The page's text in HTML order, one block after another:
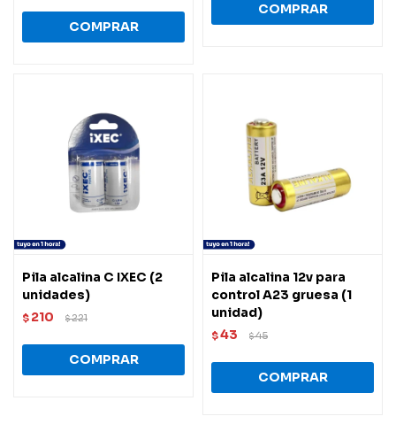
Pila alcalina C IXEC (2
unidades)
$ 210 $221
Pila alcalina 12v para
control A23 gruesa (1
unidad)
$43 $45